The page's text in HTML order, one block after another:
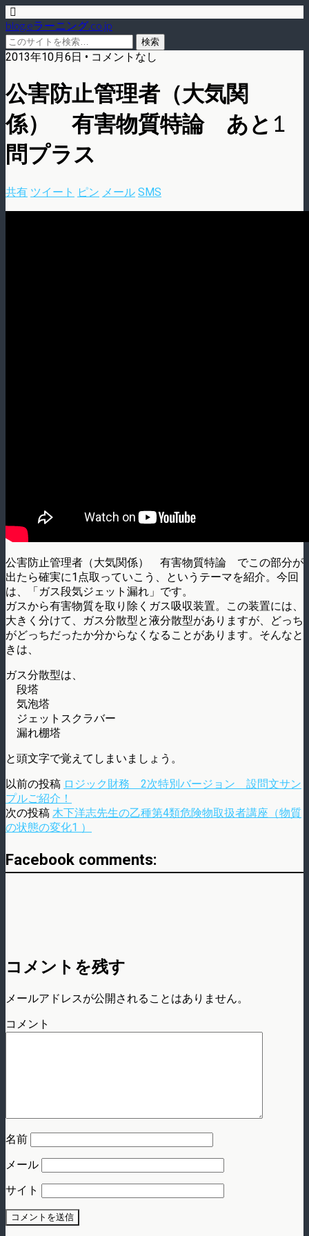
blog.eラーニング.co.jp
2013年10月6日 • コメントなし
公害防止管理者（大気関
係） 有害物質特論 あと1
問プラス
共有 ツイート ピン メール SMS
公害防止管理者（大気関係） 有害物質特論 でこの部分が
出たら確実に1点取っていこう、というテーマを紹介。今回
は、「ガス段気ジェット漏れ」です。
ガスから有害物質を取り除くガス吸収装置。この装置には、
大きく分けて、ガス分散型と液分散型がありますが、どっち
がどっちだったか分からなくなることがあります。そんなと
きは、
ガス分散型は、
段塔
気泡塔
ジェットスクラバー
漏れ棚塔
と頭文字で覚えてしまいましょう。
以前の投稿 ロジック財務 2次特別バージョン 設問文サン
プルご紹介！
次の投稿 木下洋志先生の乙種第4類危険物取扱者講座（物質
の状態の変化1 ）
Facebook comments:
コメントを残す
メールアドレスが公開されることはありません。
コメント
名前
メール
サイト